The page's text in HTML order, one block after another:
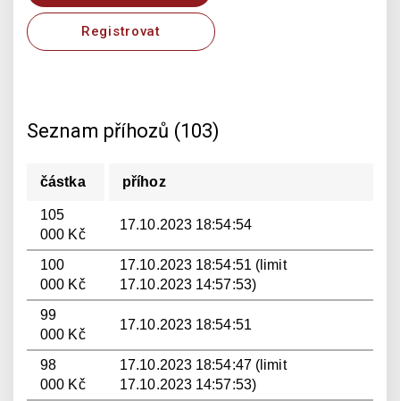
Registrovat
Seznam příhozů (103)
částka příhoz
105
000 Kč
17.10.2023 18:54:54
100
000 Kč
17.10.2023 18:54:51 (limit
17.10.2023 14:57:53)
99
000 Kč
17.10.2023 18:54:51
98
000 Kč
17.10.2023 18:54:47 (limit
17.10.2023 14:57:53)